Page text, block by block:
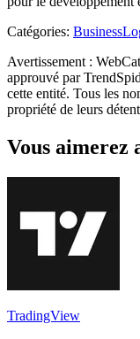
Catégories: Business
Avertissement :
approuvé par
cette entité. Tous les
propriété de leurs
Vous aimerez
TradingView